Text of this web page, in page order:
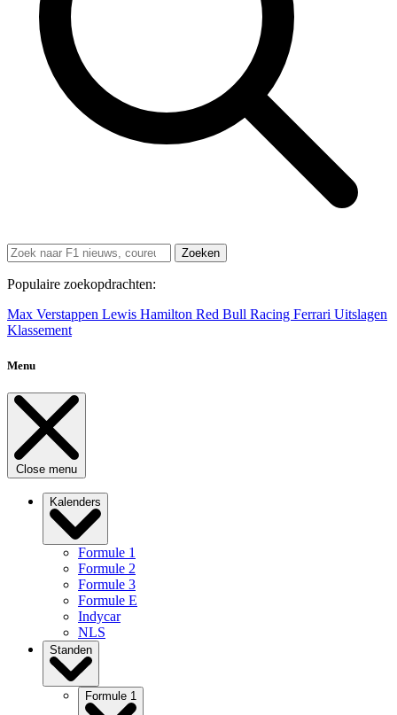
Zoeken
Populaire zoekopdrachten:
Max Verstappen Lewis Hamilton Red Bull Racing Ferrari Uitslagen
Klassement
Menu
Close menu
Kalenders
Formule 1
Formule 2
Formule 3
Formule E
Indycar
NLS
Standen
Formule 1